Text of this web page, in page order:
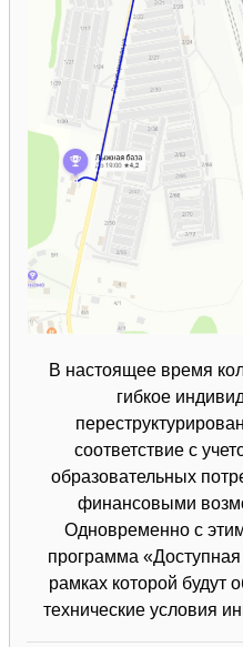
В настоящее время
гибкое
соответствие с
образовательных
финансовыми
Одновременно с
программа
рамках которой будут
технические условия